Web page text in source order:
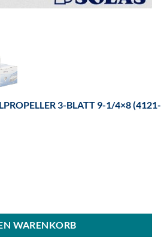
3-BLATT 9-1/4×8 (4121-
WARENKORB